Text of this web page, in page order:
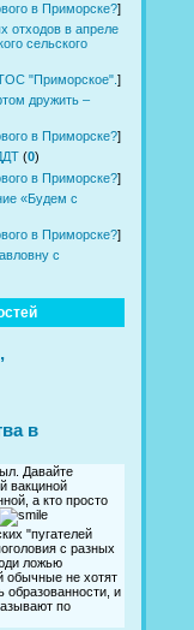
в Приморске?]
отходов в апреле
сельского
"Приморское". ]
дружить –
в Приморске?]
(0)
в Приморске?]
«Будем с
в Приморске?]
с
в
Давайте
вакциной
а кто просто
"пугателей
с разных
ложью
обычные не хотят
образованности, и
по